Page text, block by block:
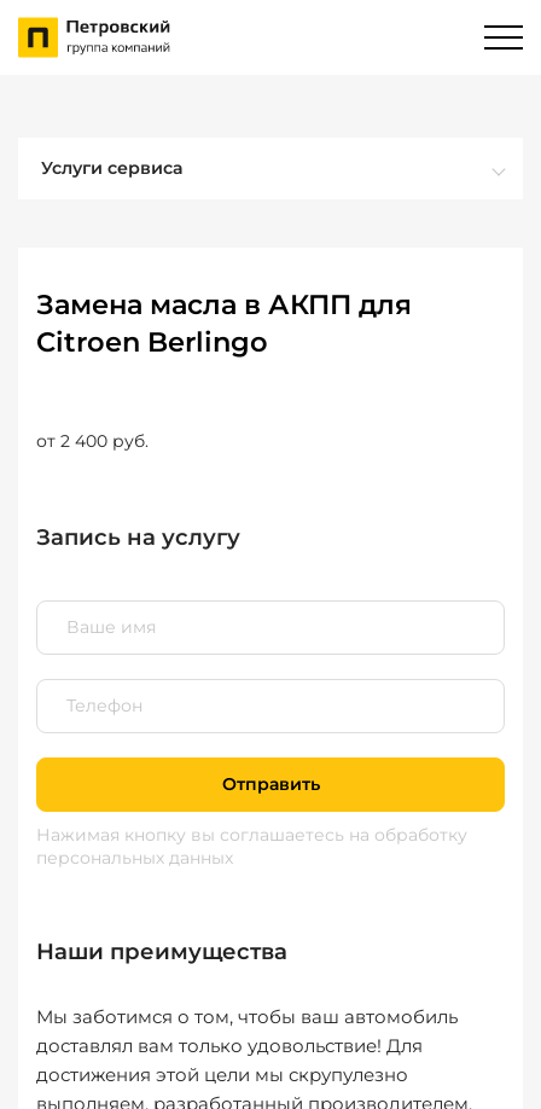
Услуги сервиса
Замена масла в АКПП для
Citroen Berlingo
от 2 400 руб.
Запись на услугу
Отправить
Нажимая кнопку вы соглашаетесь на обработку
персональных данных
Наши преимущества
Мы заботимся о том, чтобы ваш автомобиль
доставлял вам только удовольствие! Для
достижения этой цели мы скрупулезно
выполняем, разработанный производителем,